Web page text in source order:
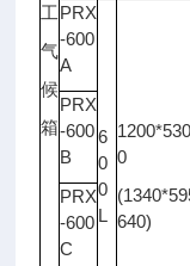
工
气
候
箱
PRX
-600
A
6
0
0
L
0
640)
PRX
-600
B
PRX
-600
C